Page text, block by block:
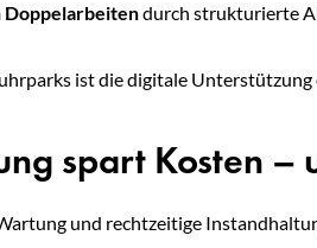
Doppelarbeitendurch strukturierte
ist die digitale
spart Kosten –
und rechtzeitige